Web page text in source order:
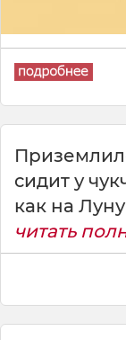
сидит у
как на
читать